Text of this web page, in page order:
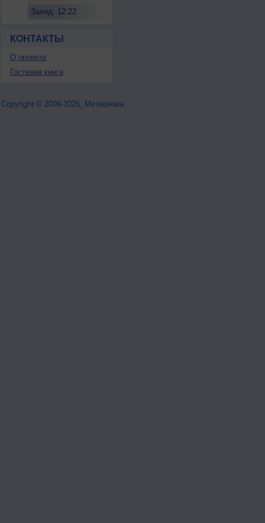
Заход: 12:22
КОНТАКТЫ
О проекте
Гостевая книга
Copyright © 2009-2026, Метеонова